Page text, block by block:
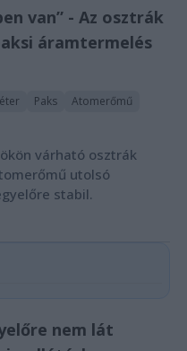
van” - Az osztrák
áramtermelés
Paks
Atomerőmű
várható osztrák
utolsó
stabil.
nem lát